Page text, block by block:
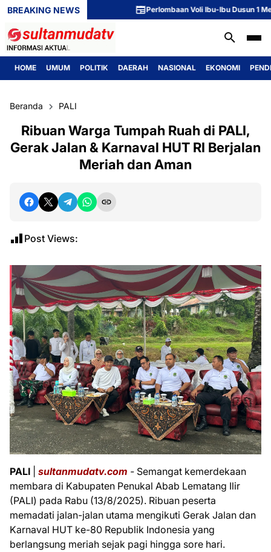
BREAKING NEWS Perlombaan Voli Ibu-Ibu Dusun 1
HOME UMUM POLITIK DAERAH NASIONAL EKONOMI
Beranda PALI
Ribuan Warga Tumpah Ruah di PALI,
Gerak Jalan & Karnaval HUT RI Berjalan
Meriah dan Aman
Post Views:
PALI sultanmudatv.com - Semangat kemerdekaan
membara di Kabupaten Penukal Abab Lematang Ilir
(PALI) pada Rabu (13/8/2025). Ribuan peserta
memadati jalan-jalan utama mengikuti Gerak Jalan dan
Karnaval HUT ke-80 Republik Indonesia yang
berlangsung meriah sejak pagi hingga sore hari.